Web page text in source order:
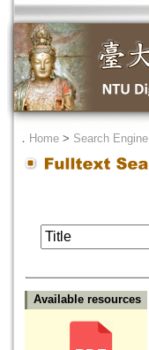
． Home > Search Engine
Available resources